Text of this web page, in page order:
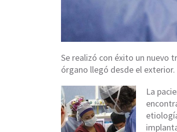
Se realizó con éxito un nuevo
órgano llegó desde el exterior.
La